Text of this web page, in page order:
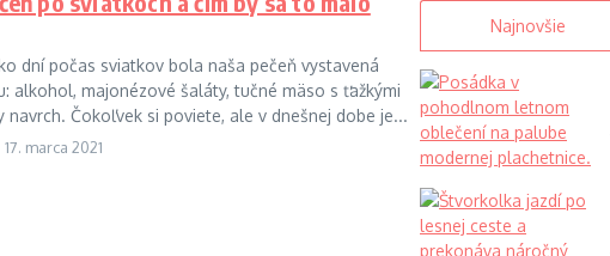
dní počas sviatkov bola naša pečeň vystavená
alkohol, majonézové šaláty, tučné mäso s ťažkými
navrch. Čokoľvek si poviete, ale v dnešnej dobe je...
17. marca 2021
Najnovšie